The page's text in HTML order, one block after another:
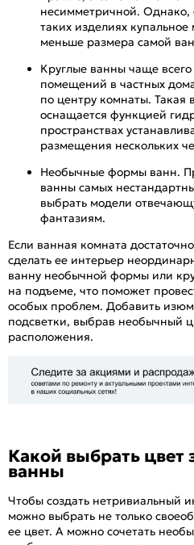
несимметричной. Однако,
таких изделиях
меньше размера самой
Круглые ванны чаще
помещений в частных
по центру комнаты. Такая
оснащается функцией
пространствах
размещения нескольких
Необычные формы ванн.
ванны самых
выбрать модели
фантазиям.
Если ванная комната
сделать ее интерьер
ванну необычной формы или
на подъеме, что поможет
особых проблем. Добавить
подсветки, выбрав необычный
расположения.
Какой выбрать цвет
ванны
Чтобы создать нетривиальный
можно выбрать не только
ее цвет. А можно сочетать